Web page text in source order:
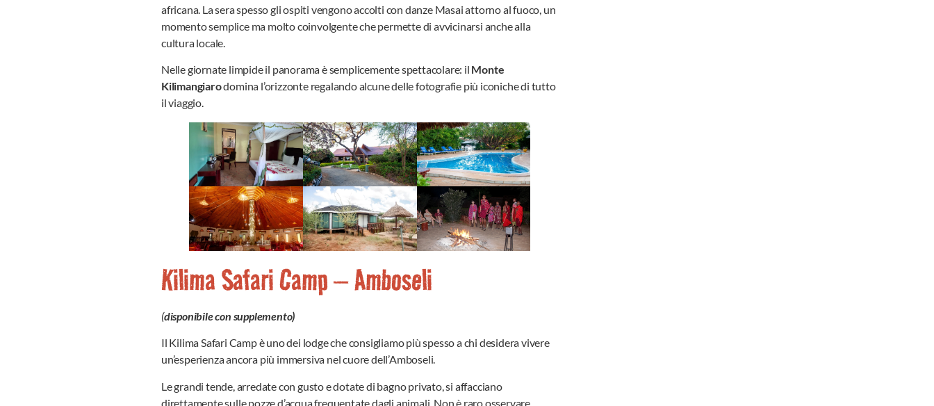
africana. La sera spesso gli ospiti vengono accolti con danze Masai attorno al fuoco, un
momento semplice ma molto coinvolgente che permette di avvicinarsi anche alla
cultura locale.
Nelle giornate limpide il panorama è semplicemente spettacolare: il Monte
Kilimangiarodomina l’orizzonte regalando alcune delle fotografie più iconiche di tutto
il viaggio.
Kilima Safari Camp – Amboseli
(disponibile con supplemento)
Il Kilima Safari Camp è uno dei lodge che consigliamo più spesso a chi desidera vivere
un’esperienza ancora più immersiva nel cuore dell’Amboseli.
Le grandi tende, arredate con gusto e dotate di bagno privato, si affacciano
direttamente sulle pozze d’acqua frequentate dagli animali. Non è raro osservare